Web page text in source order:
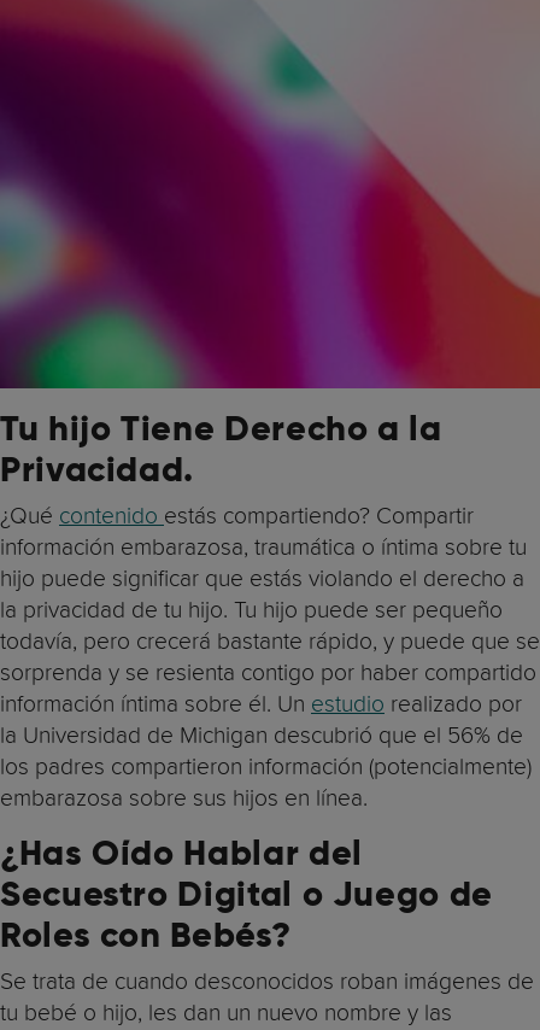
Tu hijo Tiene Derecho a la
Privacidad.
¿Qué contenido estás compartiendo? Compartir
información embarazosa, traumática o íntima sobre tu
hijo puede significar que estás violando el derecho a
la privacidad de tu hijo. Tu hijo puede ser pequeño
todavía, pero crecerá bastante rápido, y puede que se
sorprenda y se resienta contigo por haber compartido
información íntima sobre él. Un estudio realizado por
la Universidad de Michigan descubrió que el 56% de
los padres compartieron información (potencialmente)
embarazosa sobre sus hijos en línea.
¿Has Oído Hablar del
Secuestro Digital o Juego de
Roles con Bebés?
Se trata de cuando desconocidos roban imágenes de
tu bebé o hijo, les dan un nuevo nombre y las